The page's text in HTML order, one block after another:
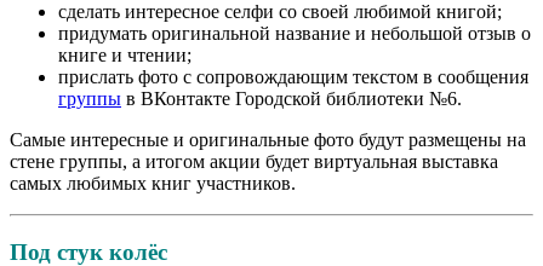
сделать интересное селфи со своей любимой книгой;
придумать оригинальной название и небольшой отзыв о
книге и чтении;
прислать фото с сопровождающим текстом в сообщения
группы в ВКонтакте Городской библиотеки №6.
Самые интересные и оригинальные фото будут размещены на
стене группы, а итогом акции будет виртуальная выставка
самых любимых книг участников.
Под стук колёс